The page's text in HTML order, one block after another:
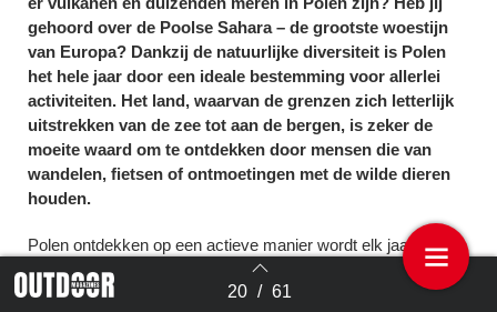
Terug naar overzicht 20 / 61
gehoord over de Poolse Sahara – de grootste woestijn
van Europa? Dankzij de natuurlijke diversiteit is Polen
het hele jaar door een ideale bestemming voor allerlei
activiteiten. Het land, waarvan de grenzen zich letterlijk
uitstrekken van de zee tot aan de bergen, is zeker de
moeite waard om te ontdekken door mensen die van
wandelen, fietsen of ontmoetingen met de wilde dieren
houden.
Polen ontdekken op een actieve manier wordt elk jaar steeds
populairder. De ongerepte natuur, geweldige landschappen
en ongelooflijke geschiedenis worden alsmaar meer